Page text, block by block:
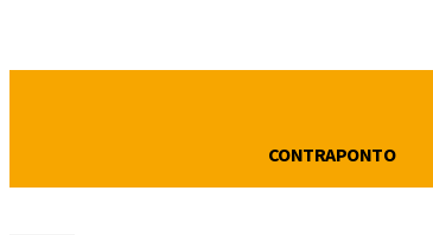
CONTRAPONTO